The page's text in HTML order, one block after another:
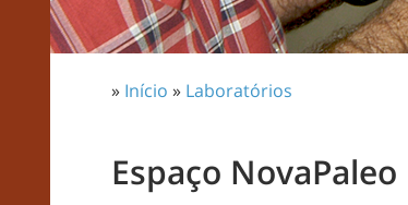
» Início » Laboratórios
Espaço NovaPaleo